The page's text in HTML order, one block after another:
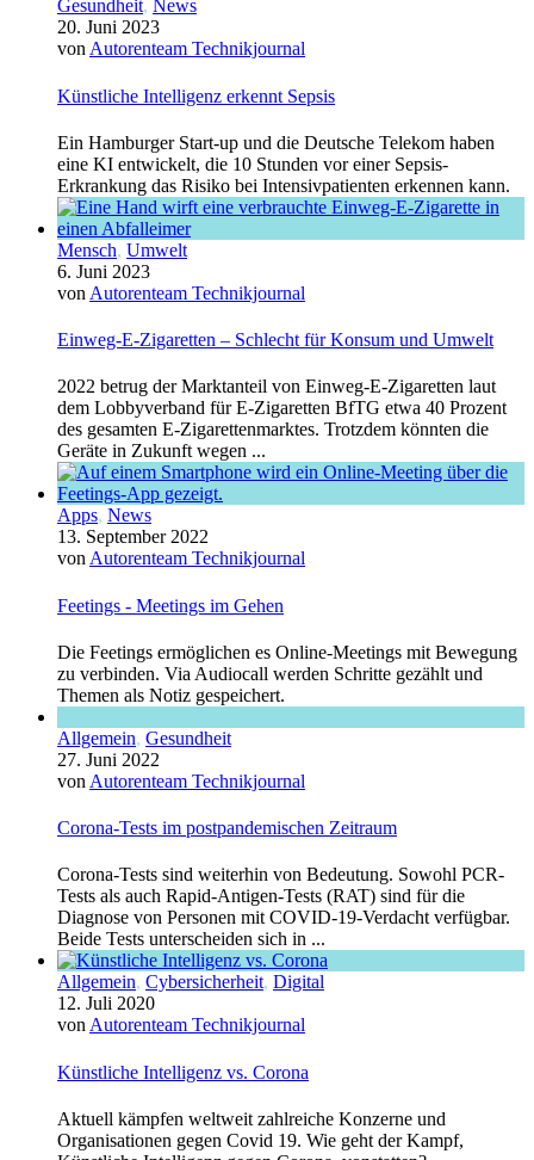
Gesundheit, News
20. Juni 2023
von Autorenteam Technikjournal
Künstliche Intelligenz erkennt Sepsis
Ein Hamburger Start-up und die Deutsche Telekom haben
eine KI entwickelt, die 10 Stunden vor einer Sepsis-
Erkrankung das Risiko bei Intensivpatienten erkennen kann.
Mensch, Umwelt
6. Juni 2023
von Autorenteam Technikjournal
Einweg-E-Zigaretten – Schlecht für Konsum und Umwelt
2022 betrug der Marktanteil von Einweg-E-Zigaretten laut
dem Lobbyverband für E-Zigaretten BfTG etwa 40 Prozent
des gesamten E-Zigarettenmarktes. Trotzdem könnten die
Geräte in Zukunft wegen ...
Apps, News
13. September 2022
vonAutorenteam Technikjournal
Feetings - Meetings im Gehen
Die Feetings ermöglichen es Online-Meetings mit Bewegung
zu verbinden. Via Audiocall werden Schritte gezählt und
Themen als Notiz gespeichert.
Allgemein, Gesundheit
27. Juni 2022
von Autorenteam Technikjournal
Corona-Tests im postpandemischen Zeitraum
Corona-Tests sind weiterhin von Bedeutung. Sowohl PCR-
Tests als auch Rapid-Antigen-Tests (RAT) sind für die
Diagnose von Personen mit COVID-19-Verdacht verfügbar.
Beide Tests unterscheiden sich in ...
Allgemein, Cybersicherheit, Digital
12. Juli 2020
vonAutorenteam Technikjournal
Künstliche Intelligenz vs. Corona
Aktuell kämpfen weltweit zahlreiche Konzerne und
Organisationen gegen Covid 19. Wie geht der Kampf,